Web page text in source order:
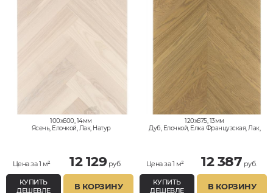
100x600, 14мм
Ясень, Елочкой, Лак, Натур
Цена за 1 м² 12 129руб.
КУПИТЬ
ДЕШЕВЛЕ
В КОРЗИНУ
120x675, 13мм
Дуб, Елочкой, Елка Французская, Лак,
Цена за 1 м² 12 387 руб.
КУПИТЬ
ДЕШЕВЛЕ
В КОРЗИНУ